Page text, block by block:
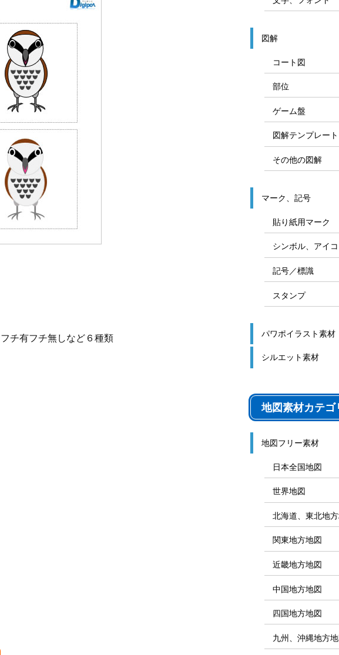
チ有フチ無しなど６種類
図解
コート図
部位
ゲーム盤
図解テンプレート
その他の図解
マーク、記号
貼り紙用マーク
シンボル、アイ
記号／標識
スタンプ
パワポイラスト素材
シルエット素材
地図素材カテゴ
地図フリー素材
日本全国地図
世界地図
北海道、東北地
関東地方地図
近畿地方地図
中国地方地図
四国地方地図
九州、沖縄地方